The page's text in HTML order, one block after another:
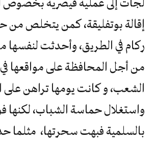
إقالة بوتفليقة، كمن يتخلص من
ركام في الطريق، وأحدثت لنفسها
من أجل المحافظة على مواقعها
الشعب، و كانت يومها تراهن على
واستغلال حماسة الشباب، لكنها
بالسلمية فبهت سحرتها،